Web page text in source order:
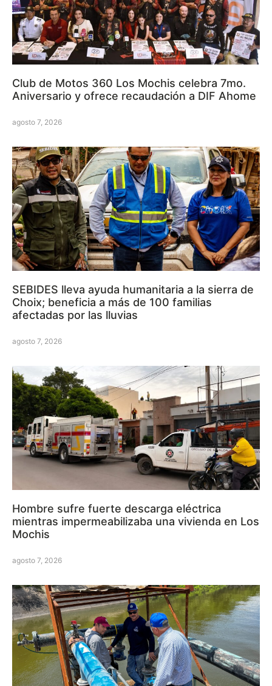
Club de Motos 360 Los Mochis celebra 7mo.
Aniversario y ofrece recaudación a DIF Ahome
agosto 7, 2026
SEBIDES lleva ayuda humanitaria a la sierra de
Choix; beneficia a más de 100 familias
afectadas por las lluvias
agosto 7, 2026
Hombre sufre fuerte descarga eléctrica
mientras impermeabilizaba una vivienda en Los
Mochis
agosto 7, 2026